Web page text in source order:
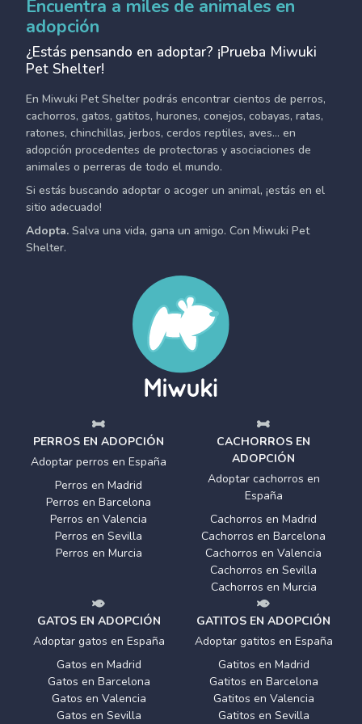
Encuentra a miles de animales en
adopción
¿Estás pensando en adoptar? ¡Prueba Miwuki
Pet Shelter!
En Miwuki Pet Shelter podrás encontrar cientos de perros,
cachorros, gatos, gatitos, hurones, conejos, cobayas, ratas,
ratones, chinchillas, jerbos, cerdos reptiles, aves... en
adopción procedentes de protectoras y asociaciones de
animales o perreras de todo el mundo.
Si estás buscando adoptar o acoger un animal, ¡estás en el
sitio adecuado!
Adopta. Salva una vida, gana un amigo. Con Miwuki Pet
Shelter.
PERROS EN ADOPCIÓN
Adoptar perros en España
Perros en Madrid
Perros en Barcelona
Perros en Valencia
Perros en Sevilla
Perros en Murcia
CACHORROS EN
ADOPCIÓN
Adoptar cachorros en
España
Cachorros en Madrid
Cachorros en Barcelona
Cachorros en Valencia
Cachorros en Sevilla
Cachorros en Murcia
GATOS EN ADOPCIÓN
Adoptar gatos en España
Gatos en Madrid
Gatos en Barcelona
Gatos en Valencia
Gatos en Sevilla
GATITOS EN ADOPCIÓN
Adoptar gatitos en España
Gatitos en Madrid
Gatitos en Barcelona
Gatitos en Valencia
Gatitos en Sevilla